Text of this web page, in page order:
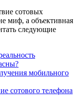
сотовых
миф, а объективная
следующие
мобильного
сотового телефона